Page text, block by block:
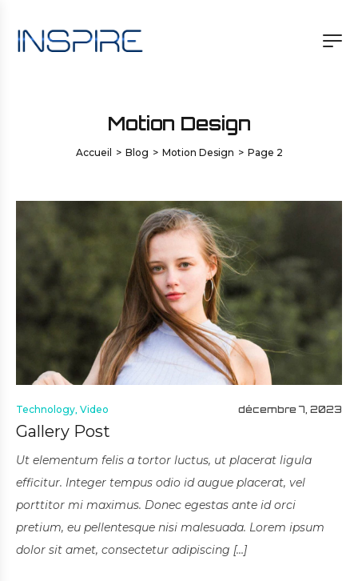
Motion Design
Accueil > Blog > Motion Design > Page 2
Technology Video décembre 7, 2023
Gallery Post
Ut elementum felis a tortor luctus, ut placerat ligula
efficitur. Integer tempus odio id augue placerat, vel
porttitor mi maximus. Donec egestas ante id orci
pretium, eu pellentesque nisi malesuada. Lorem ipsum
dolor sit amet, consectetur adipiscing […]